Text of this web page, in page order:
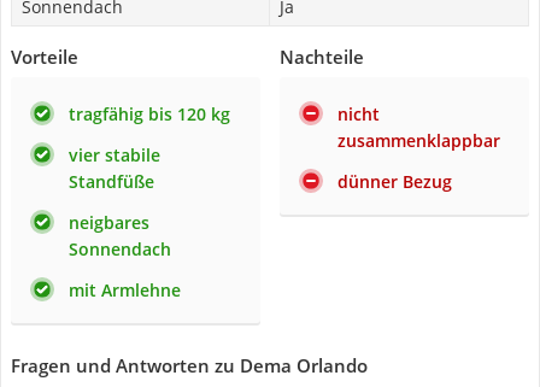
Sonnendach
Ja
Vorteile
tragfähig bis 120 kg
vier stabile
Standfüße
neigbares
Sonnendach
mit Armlehne
Nachteile
nicht
zusammenklappbar
dünner Bezug
Fragen und Antworten zu Dema Orlando